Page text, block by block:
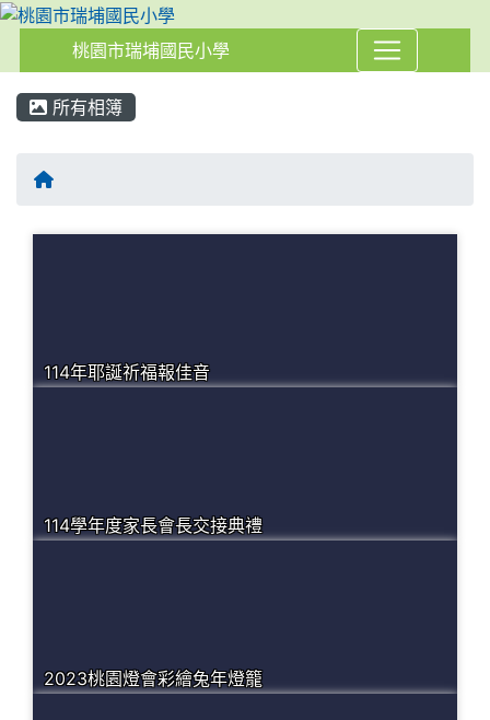
桃園市瑞埔國民小學
所有相簿
114年耶誕祈福報佳音
114學年度家長會長交接典禮
2023桃園燈會彩繪兔年燈籠